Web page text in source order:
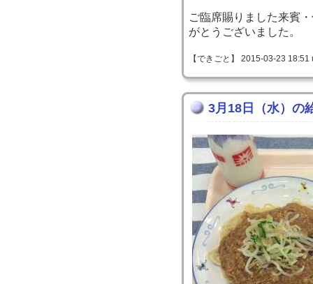
ご臨席賜りました来賓
がとうございました。
【できごと】 2015-03-23
3月18日（水）の